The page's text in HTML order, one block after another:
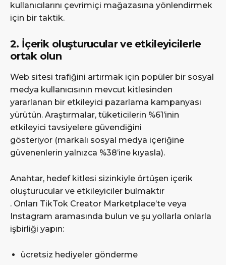
kullanıcılarını çevrimiçi mağazasına yönlendirmek
için bir taktik.
2. İçerik oluşturucular ve etkileyicilerle
ortak olun
Web sitesi trafiğini artırmak için popüler bir sosyal
medya kullanıcısının mevcut kitlesinden
yararlanan bir etkileyici pazarlama kampanyası
yürütün. Araştırmalar, tüketicilerin %61’inin
etkileyici tavsiyelere güvendiğini
gösteriyor (markalı sosyal medya içeriğine
güvenenlerin yalnızca %38’ine kıyasla).
Anahtar, hedef kitlesi sizinkiyle örtüşen içerik
oluşturucular ve etkileyiciler bulmaktır
. Onları TikTok Creator Marketplace’te veya
Instagram aramasında bulun ve şu yollarla onlarla
işbirliği yapın:
ücretsiz hediyeler gönderme